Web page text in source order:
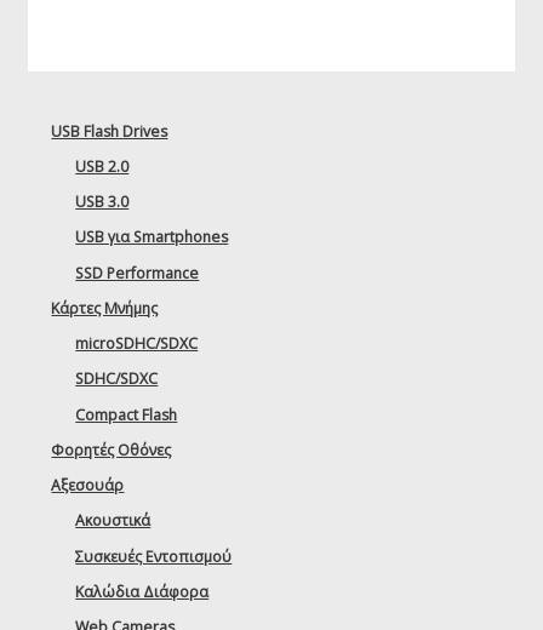
USB Flash Drives
USB 2.0
USB 3.0
USB για Smartphones
SSD Performance
Κάρτες Μνήμης
microSDHC/SDXC
SDHC/SDXC
Compact Flash
Φορητές Οθόνες
Αξεσουάρ
Ακουστικά
Συσκευές Εντοπισμού
Καλώδια Διάφορα